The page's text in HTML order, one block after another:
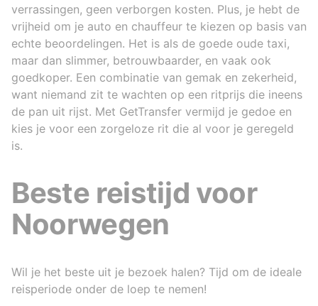
verrassingen, geen verborgen kosten. Plus, je hebt de
vrijheid om je auto en chauffeur te kiezen op basis van
echte beoordelingen. Het is als de goede oude taxi,
maar dan slimmer, betrouwbaarder, en vaak ook
goedkoper. Een combinatie van gemak en zekerheid,
want niemand zit te wachten op een ritprijs die ineens
de pan uit rijst. Met GetTransfer vermijd je gedoe en
kies je voor een zorgeloze rit die al voor je geregeld
is.
Beste reistijd voor
Noorwegen
Wil je het beste uit je bezoek halen? Tijd om de ideale
reisperiode onder de loep te nemen!